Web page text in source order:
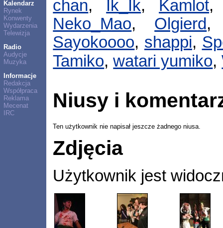
Kalendarz
Rynek
Konwenty
Wydarzenia
Telewizja
Radio
Audycje
Muzyka
Informacje
Redakcja
Współpraca
Reklama
Mecenat
IRC
chan, Ik_Ik, Kamlot
Neko_Mao, Olgierd
Sayokoooo, shappi,
Tamiko,watari yumiko,
Niusy i
Ten użytkownik nie napisał jeszcze żadnego niusa.
Zdjęcia
Użytkownik jest